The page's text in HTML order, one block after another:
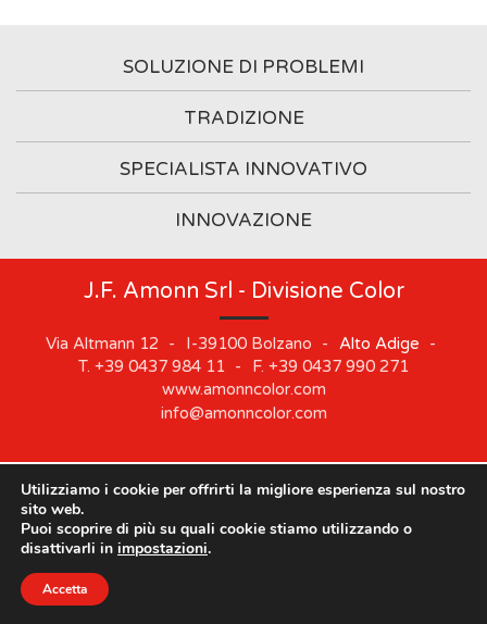
SOLUZIONE DI PROBLEMI
TRADIZIONE
SPECIALISTA INNOVATIVO
INNOVAZIONE
J.F. Amonn Srl - Divisione Color
Via Altmann 12 - I-39100 Bolzano - Alto Adige
-
T. +39 0437 984 11 - F. +39 0437 990 271
www.amonncolor.com
info@amonncolor.com
©2019J.F. AMONN Srl . Part. IVA 01373880218 . Impressum .
Cookie
Le nostre sedi rimarranno chiuse dal 10 agosto al 21
Utilizziamo i cookie per offrirti la migliore esperienza sul nostro
sito web.
Puoi scoprire di più su quali cookie stiamo utilizzando o
disattivarli in impostazioni.
Accetta